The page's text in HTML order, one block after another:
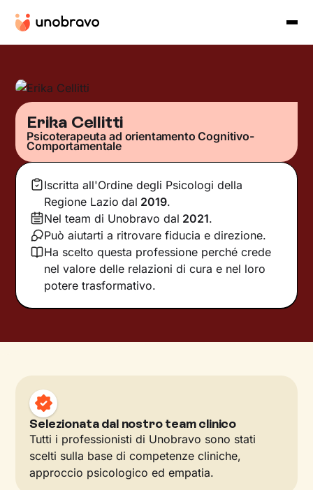
Erika Cellitti
Psicoterapeuta ad orientamento Cognitivo-
Comportamentale
Iscritta all'Ordine degli Psicologi della
Regione Lazio dal 2019.
Nel team di Unobravo dal 2021.
Può aiutarti a ritrovare fiducia e direzione.
Ha scelto questa professione perché crede
nel valore delle relazioni di cura e nel loro
potere trasformativo.
Selezionata dal nostro team clinico
Tutti i professionisti di Unobravo sono stati
scelti sulla base di competenze cliniche,
approccio psicologico ed empatia.